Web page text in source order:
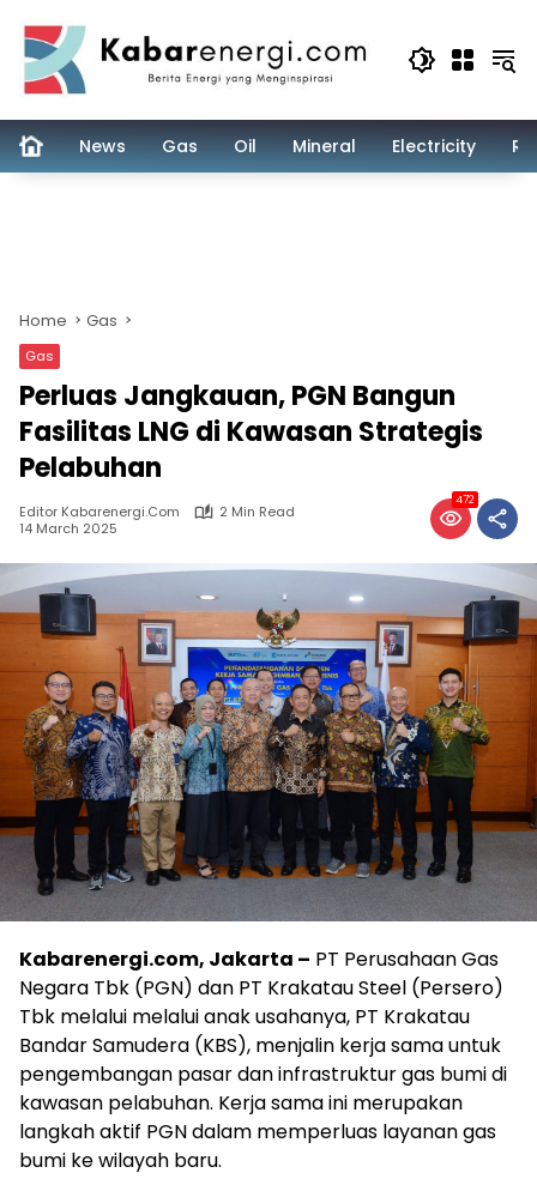
content
News Gas Oil Mineral Electricity
Home Gas
Gas
Perluas Jangkauan, PGN Bangun
Fasilitas LNG di Kawasan Strategis
Pelabuhan
Editor Kabarenergi.com
2 Min Read
14 March 2025
472
Kabarenergi.com, Jakarta – PT Perusahaan Gas
Negara Tbk (PGN) dan PT Krakatau Steel (Persero)
Tbk melalui melalui anak usahanya, PT Krakatau
Bandar Samudera (KBS), menjalin kerja sama untuk
pengembangan pasar dan infrastruktur gas bumi di
kawasan pelabuhan. Kerja sama ini merupakan
langkah aktif PGN dalam memperluas layanan gas
bumi ke wilayah baru.